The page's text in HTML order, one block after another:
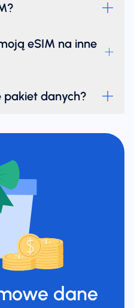
eSIM na inne
pakiet danych?
dane